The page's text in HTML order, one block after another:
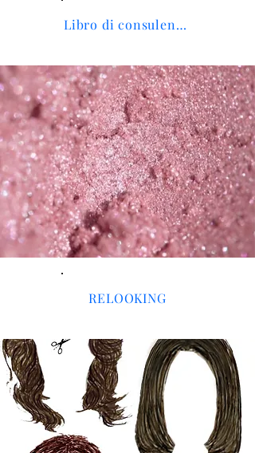
Libro di consulenza d'immagine
RELOOKING